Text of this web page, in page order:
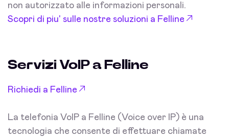
non autorizzato alle informazioni personali.
Scopri di piu' sulle nostre soluzioni a Felline
Servizi VoIP a Felline
Richiedi a Felline
La telefonia VoIP a Felline (Voice over IP) è una
tecnologia che consente di effettuare chiamate